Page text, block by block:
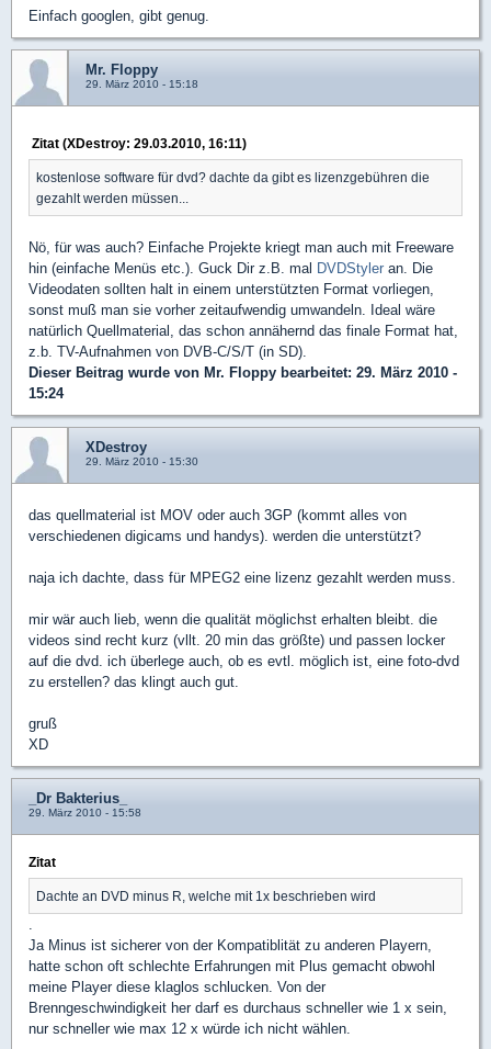
Einfach googlen, gibt genug.
Mr. Floppy
29. März 2010 - 15:18
Zitat (XDestroy: 29.03.2010, 16:11)
kostenlose software für dvd? dachte da gibt es lizenzgebühren die
gezahlt werden müssen...
Nö, für was auch? Einfache Projekte kriegt man auch mit Freeware
hin (einfache Menüs etc.). Guck Dir z.B. mal DVDStyler an. Die
Videodaten sollten halt in einem unterstützten Format vorliegen,
sonst muß man sie vorher zeitaufwendig umwandeln. Ideal wäre
natürlich Quellmaterial, das schon annähernd das finale Format hat,
z.b. TV-Aufnahmen von DVB-C/S/T (in SD).
Dieser Beitrag wurde von Mr. Floppy bearbeitet: 29. März 2010 -
15:24
XDestroy
29. März 2010 - 15:30
das quellmaterial ist MOV oder auch 3GP (kommt alles von
verschiedenen digicams und handys). werden die unterstützt?
naja ich dachte, dass für MPEG2 eine lizenz gezahlt werden muss.
mir wär auch lieb, wenn die qualität möglichst erhalten bleibt. die
videos sind recht kurz (vllt. 20 min das größte) und passen locker
auf die dvd. ich überlege auch, ob es evtl. möglich ist, eine foto-dvd
zu erstellen? das klingt auch gut.
gruß
XD
_Dr Bakterius_
29. März 2010 - 15:58
Zitat
Dachte an DVD minus R, welche mit 1x beschrieben wird
.
Ja Minus ist sicherer von der Kompatiblität zu anderen Playern,
hatte schon oft schlechte Erfahrungen mit Plus gemacht obwohl
meine Player diese klaglos schlucken. Von der
Brenngeschwindigkeit her darf es durchaus schneller wie 1 x sein,
nur schneller wie max 12 x würde ich nicht wählen.